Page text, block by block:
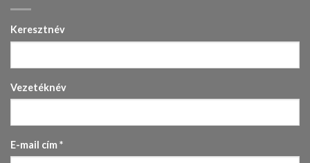
Keresztnév
Vezetéknév
E-mail cím *